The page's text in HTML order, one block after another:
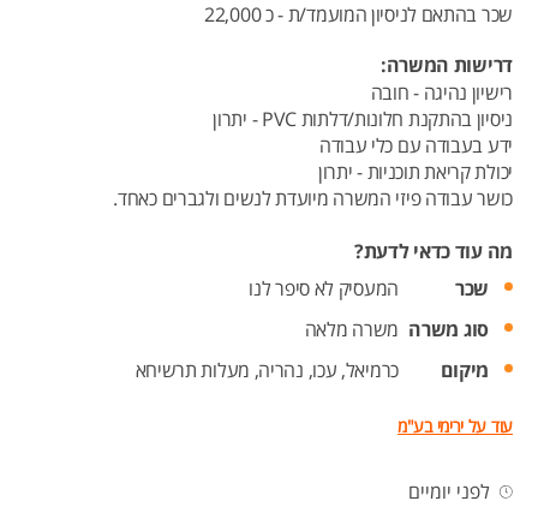
שכר בהתאם לניסיון המועמד/ת - כ 22,000
דרישות המשרה:
רישיון נהיגה - חובה
ניסיון בהתקנת חלונות/דלתות PVC - יתרון
ידע בעבודה עם כלי עבודה
יכולת קריאת תוכניות - יתרון
כושר עבודה פיזי המשרה מיועדת לנשים ולגברים כאחד.
מה עוד כדאי לדעת?
שכר
המעסיק לא סיפר לנו
סוג משרה משרה מלאה
מיקום
כרמיאל, עכו, נהריה, מעלות תרשיחא
עוד על ירימי בע"מ
לפני יומיים